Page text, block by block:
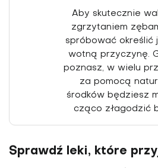
Aby skutecznie
zgrzytaniem
spróbować
wotną przyczynę.
poznasz, w wielu
za pomocą
środków będziesz
cząco złagodzić
Sprawdź leki, które